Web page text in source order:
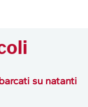
su natanti